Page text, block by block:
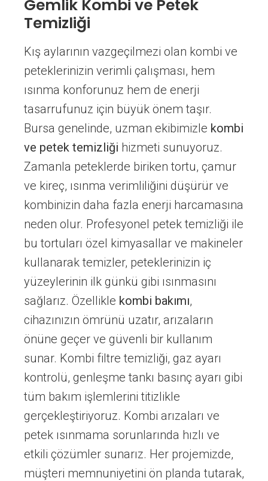
Gemlik Kombi ve Petek
Temizliği
Kış aylarının vazgeçilmezi olan kombi ve
peteklerinizin verimli çalışması, hem
ısınma konforunuz hem de enerji
tasarrufunuz için büyük önem taşır.
Bursa genelinde, uzman ekibimizle kombi
ve petek temizliği hizmeti sunuyoruz.
Zamanla peteklerde biriken tortu, çamur
ve kireç, ısınma verimliliğini düşürür ve
kombinizin daha fazla enerji harcamasına
neden olur. Profesyonel petek temizliği ile
bu tortuları özel kimyasallar ve makineler
kullanarak temizler, peteklerinizin iç
yüzeylerinin ilk günkü gibi ısınmasını
sağlarız. Özellikle kombi bakımı,
cihazınızın ömrünü uzatır, arızaların
önüne geçer ve güvenli bir kullanım
sunar. Kombi filtre temizliği, gaz ayarı
kontrolü, genleşme tankı basınç ayarı gibi
tüm bakım işlemlerini titizlikle
gerçekleştiriyoruz. Kombi arızaları ve
petek ısınmama sorunlarında hızlı ve
etkili çözümler sunarız. Her projemizde,
müşteri memnuniyetini ön planda tutarak,